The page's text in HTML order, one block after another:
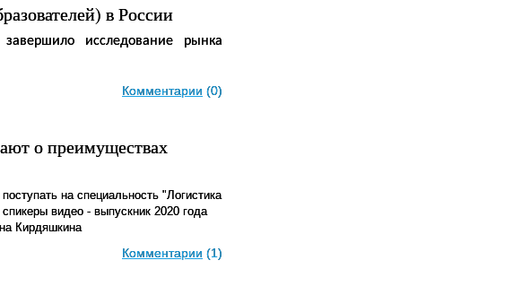
в России
завершило исследование рынка
Комментарии (0)
о преимуществах
на специальность "Логистика
видео - выпускник 2020 года
Кирдяшкина
Комментарии (1)